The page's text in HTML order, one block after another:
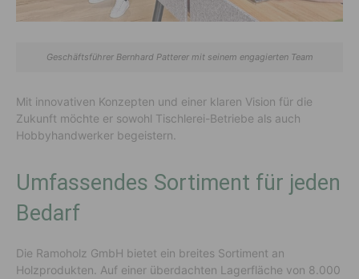
Geschäftsführer Bernhard Patterer mit seinem engagierten Team
Mit innovativen Konzepten und einer klaren Vision für die
Zukunft möchte er sowohl Tischlerei-Betriebe als auch
Hobbyhandwerker begeistern.
Umfassendes Sortiment für jeden
Bedarf
Die Ramoholz GmbH bietet ein breites Sortiment an
Holzprodukten. Auf einer überdachten Lagerfläche von 8.000